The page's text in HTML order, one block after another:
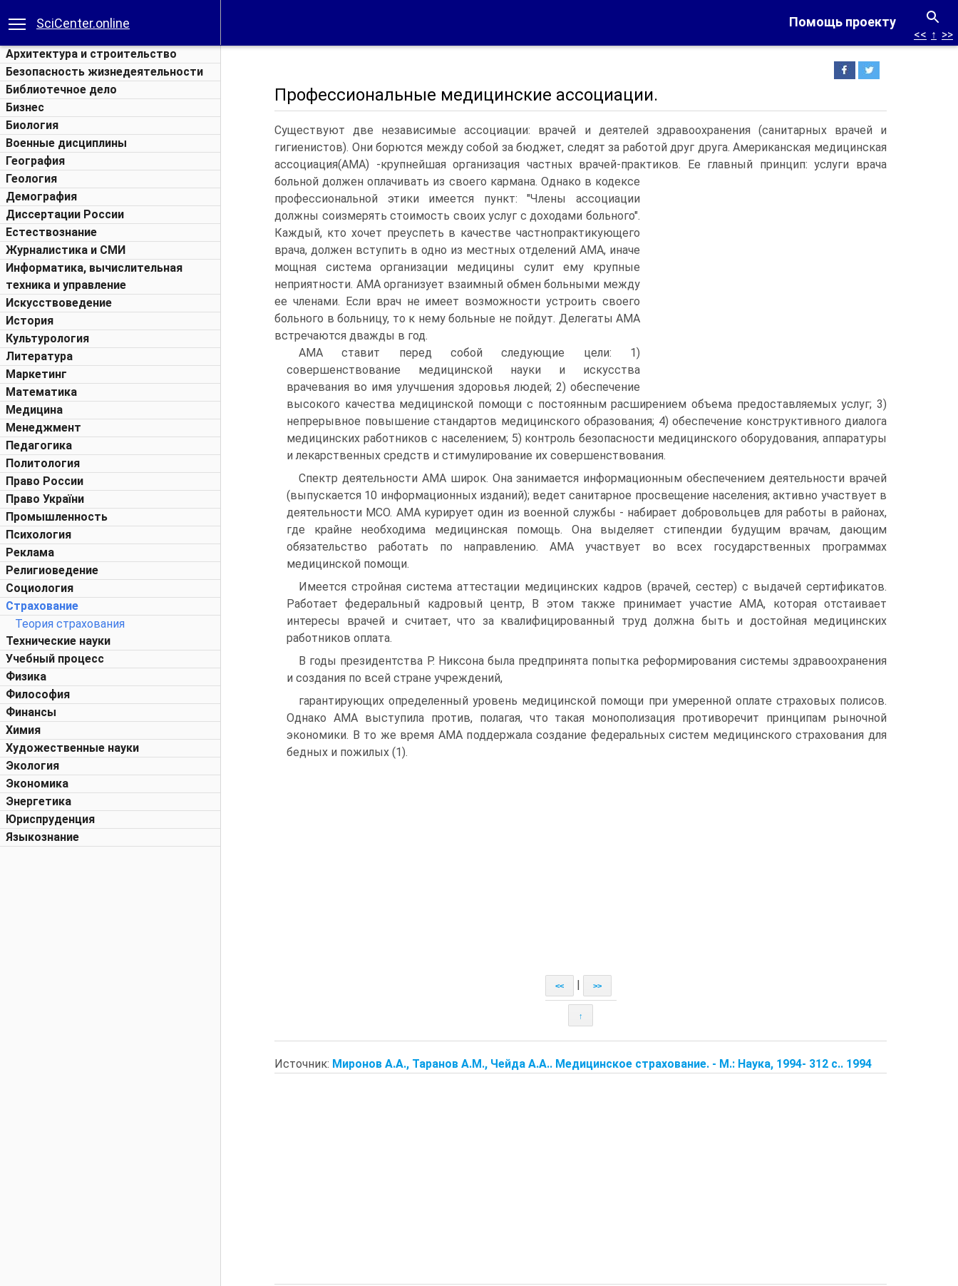
Помощь проекту
SciCenter.online
Архитектура и строительство
Безопасность жизнедеятельности
Библиотечное дело
Бизнес
Биология
Военные дисциплины
География
Геология
Демография
Диссертации России
Естествознание
Журналистика и СМИ
Информатика, вычислительная
техника и управление
Искусствоведение
История
Культурология
Литература
Маркетинг
Математика
Медицина
Менеджмент
Педагогика
Политология
Право России
Право України
Промышленность
Психология
Реклама
Религиоведение
Социология
Страхование
Теория страхования
Технические науки
Учебный процесс
Физика
Философия
Финансы
Химия
Художественные науки
Экология
Экономика
Энергетика
Юриспруденция
Языкознание
<< ↑ >>
Профессиональные медицинские ассоциации.
Существуют две независимые ассоциации: врачей и деятелей здравоохранения (санитарных врачей и
гигиенистов). Они борются между собой за бюджет, следят за работой друг друга. Американская медицинская
ассоциация(АМА) -крупнейшая организация частных врачей-практиков. Ее главный принцип: услуги врача
больной должен оплачивать из своего кармана. Однако в кодексе
профессиональной этики имеется пункт: "Члены ассоциации
должны соизмерять стоимость своих услуг с доходами больного".
Каждый, кто хочет преуспеть в качестве частнопрактикующего
врача, должен вступить в одно из местных отделений АМА, иначе
мощная система организации медицины сулит ему крупные
неприятности. АМА организует взаимный обмен больными между
ее членами. Если врач не имеет возможности устроить своего
больного в больницу, то к нему больные не пойдут. Делегаты АМА
встречаются дважды в год.
АМА ставит перед собой следующие цели: 1)
совершенствование медицинской науки и искусства
врачевания во имя улучшения здоровья людей; 2) обеспечение
высокого качества медицинской помощи с постоянным расширением объема предоставляемых услуг; 3)
непрерывное повышение стандартов медицинского образования; 4) обеспечение конструктивного диалога
медицинских работников с населением; 5) контроль безопасности медицинского оборудования, аппаратуры
и лекарственных средств и стимулирование их совершенствования.
Спектр деятельности АМА широк. Она занимается информационным обеспечением деятельности врачей
(выпускается 10 информационных изданий); ведет санитарное просвещение населения; активно участвует в
деятельности МСО. АМА курирует один из военной службы - набирает добровольцев для работы в районах,
где крайне необходима медицинская помощь. Она выделяет стипендии будущим врачам, дающим
обязательство работать по направлению. АМА участвует во всех государственных программах
медицинской помощи.
Имеется стройная система аттестации медицинских кадров (врачей, сестер) с выдачей сертификатов.
Работает федеральный кадровый центр, В этом также принимает участие АМА, которая отстаивает
интересы врачей и считает, что за квалифицированный труд должна быть и достойная медицинских
работников оплата.
В годы президентства Р. Никсона была предпринята попытка реформирования системы здравоохранения
и создания по всей стране учреждений,
гарантирующих определенный уровень медицинской помощи при умеренной оплате страховых полисов.
Однако АМА выступила против, полагая, что такая монополизация противоречит принципам рыночной
экономики. В то же время АМА поддержала создание федеральных систем медицинского страхования для
бедных и пожилых (1).
<< >>
↑
Источник: Миронов А.А., Таранов А.М., Чейда А.А.. Медицинское страхование. - М.: Наука, 1994- 312 с.. 1994